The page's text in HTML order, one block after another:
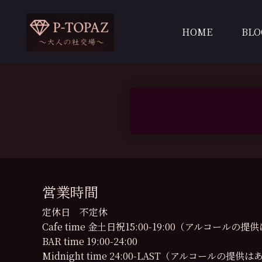
HOME
営業時間
定休日 不定休
Cafe time 金土日祝15:00-19:00（アルコールの提供
BAR time 19:00-24:00
Midnight time 24:00-LAST（アルコールの提供はあ